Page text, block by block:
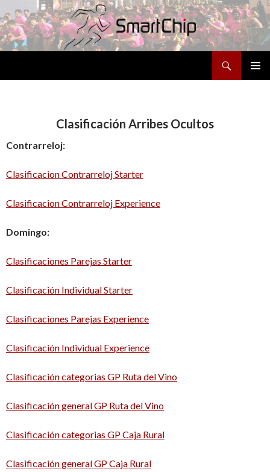
Clasificación Arribes Ocultos
Contrarreloj:
Clasificacion Contrarreloj Starter
Clasificacion Contrarreloj Experience
Domingo:
Clasificaciones Parejas Starter
Clasificación Individual Starter
Clasificaciones Parejas Experience
Clasificación Individual Experience
Clasificación categorias GP Ruta del Vino
Clasificación general GP Ruta del Vino
Clasificación categorias GP Caja Rural
Clasificación general GP Caja Rural